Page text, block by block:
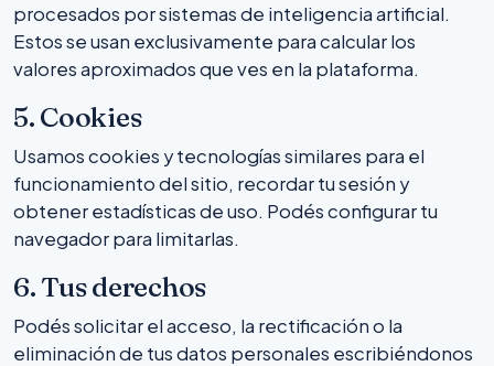
procesados por sistemas de inteligencia artificial.
Estos se usan exclusivamente para calcular los
valores aproximados que ves en la plataforma.
5. Cookies
Usamos cookies y tecnologías similares para el
funcionamiento del sitio, recordar tu sesión y
obtener estadísticas de uso. Podés configurar tu
navegador para limitarlas.
6. Tus derechos
Podés solicitar el acceso, la rectificación o la
eliminación de tus datos personales escribiéndonos